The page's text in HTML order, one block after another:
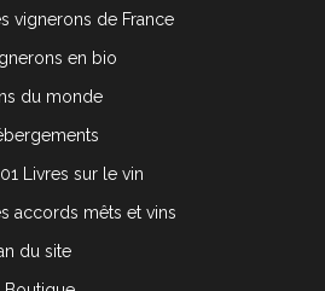
vignerons de France
en bio
du monde
Livres sur le vin
accords mêts et vins
du site